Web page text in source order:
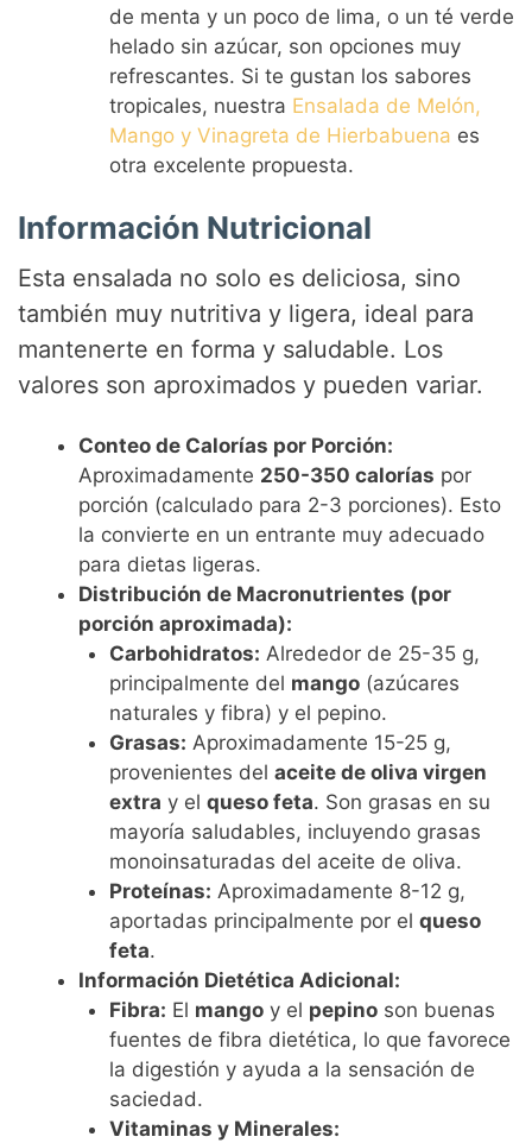
de menta y un poco de lima, o un té verde
helado sin azúcar, son opciones muy
refrescantes. Si te gustan los sabores
tropicales, nuestra Ensalada de Melón,
Mango y Vinagreta de Hierbabuena es
otra excelente propuesta.
Información Nutricional
Esta ensalada no solo es deliciosa, sino
también muy nutritiva y ligera, ideal para
mantenerte en forma y saludable. Los
valores son aproximados y pueden variar.
Conteo de Calorías por Porción:
Aproximadamente 250-350 calorías por
porción (calculado para 2-3 porciones). Esto
la convierte en un entrante muy adecuado
para dietas ligeras.
Distribución de Macronutrientes (por
porción aproximada):
Carbohidratos: Alrededor de 25-35 g,
principalmente del mango(azúcares
naturales y fibra) y el pepino.
Grasas: Aproximadamente 15-25 g,
provenientes del aceite de oliva virgen
extra y el queso feta. Son grasas en su
mayoría saludables, incluyendo grasas
monoinsaturadas del aceite de oliva.
Proteínas: Aproximadamente 8-12 g,
aportadas principalmente por el queso
feta.
Información Dietética Adicional:
Fibra: El mangoy el pepinoson buenas
fuentes de fibra dietética, lo que favorece
la digestión y ayuda a la sensación de
saciedad.
Vitaminas y Minerales: